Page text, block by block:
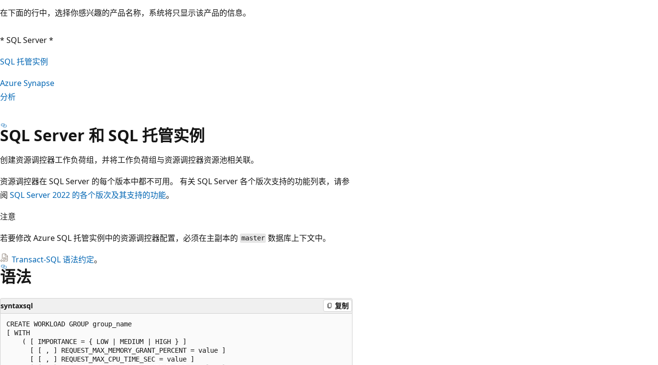
在下面的行中，选择你感兴趣的产品名称，系统将只显示该产品的信息。
* SQL Server *
SQL 托管实例
Azure Synapse
分析
SQL Server 和 SQL 托管实例
创建资源调控器工作负荷组，并将工作负荷组与资源调控器资源池相关联。
资源调控器在 SQL Server 的每个版本中都不可用。 有关 SQL Server 各个版次支持的功能列表，请参
阅 SQL Server 2022 的各个版次及其支持的功能。
注意
若要修改 Azure SQL 托管实例中的资源调控器配置，必须在主副本的 master 数据库上下文中。
Transact-SQL 语法约定。
语法
syntaxsql 复制
CREATE WORKLOAD GROUP group_name
[ WITH
    ( [ IMPORTANCE = { LOW | MEDIUM | HIGH } ]
      [ [ , ] REQUEST_MAX_MEMORY_GRANT_PERCENT = value ]
      [ [ , ] REQUEST_MAX_CPU_TIME_SEC = value ]